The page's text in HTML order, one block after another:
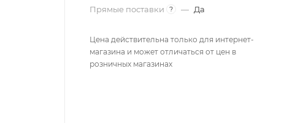
Прямые поставки
? — Да
Цена действительна только для интернет-
магазина и может отличаться от цен в
розничных магазинах